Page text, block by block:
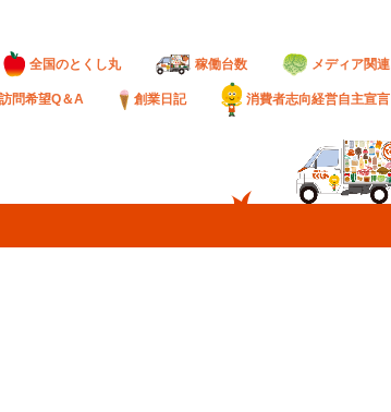
全国のとくし丸 稼働台数 メディア関連
訪問希望Q＆A 創業日記 消費者志向経営自主宣言